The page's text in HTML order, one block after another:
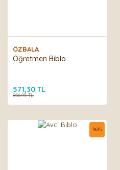
ÖZBALA
Öğretmen Biblo
571,30 TL
856,95 TL
%35